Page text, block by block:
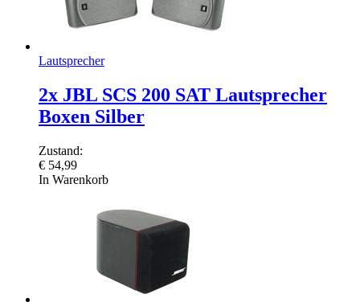
Lautsprecher
2x JBL SCS 200 SAT Lautsprecher
Boxen Silber
Zustand:
€ 54,99
In Warenkorb